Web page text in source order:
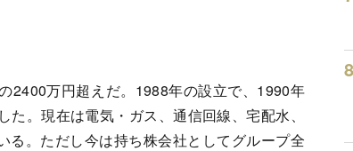
2400万円超えだ。1988年の設立で、1990年
。現在は電気・ガス、通信回線、宅配水、
。ただし今は持ち株会社としてグループ全